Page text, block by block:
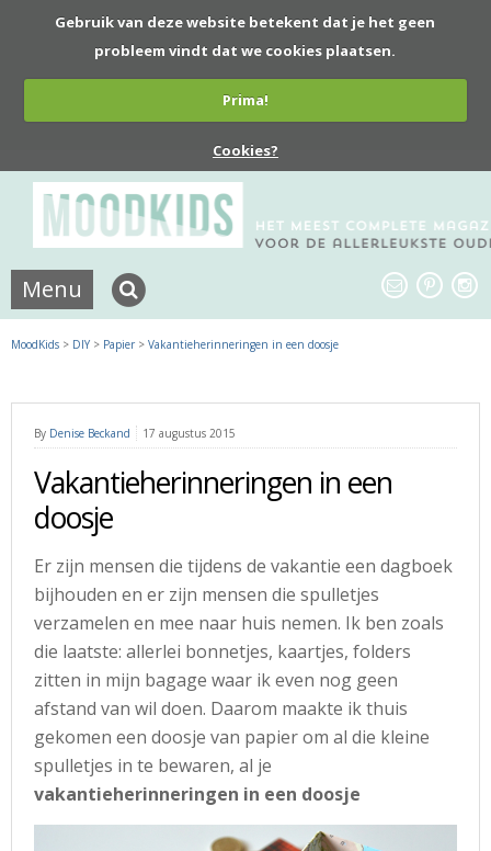
Gebruik van deze website betekent dat je het geen
probleem vindt dat we cookies plaatsen.
Prima!
Cookies?
Menu
MoodKids > DIY > Papier > Vakantieherinneringen in een doosje
By Denise Beckand 17 augustus 2015
Vakantieherinneringen in een
doosje
Er zijn mensen die tijdens de vakantie een dagboek
bijhouden en er zijn mensen die spulletjes
verzamelen en mee naar huis nemen. Ik ben zoals
die laatste: allerlei bonnetjes, kaartjes, folders
zitten in mijn bagage waar ik even nog geen
afstand van wil doen. Daarom maakte ik thuis
gekomen een doosje van papier om al die kleine
spulletjes in te bewaren, al je
vakantieherinneringen in een doosje